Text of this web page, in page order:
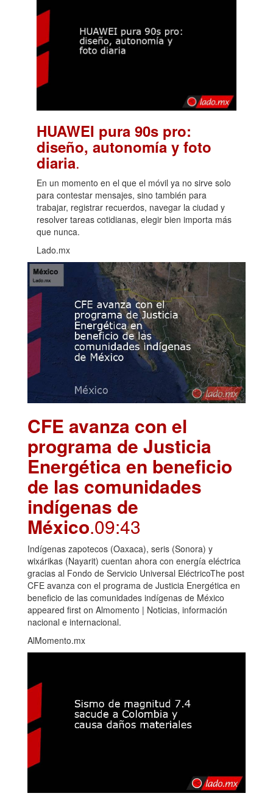
HUAWEI pura 90s pro:
diseño, autonomía y foto
diaria.
En un momento en el que el móvil ya no sirve solo
para contestar mensajes, sino también para
trabajar, registrar recuerdos, navegar la ciudad y
resolver tareas cotidianas, elegir bien importa más
que nunca.
Lado.mx
CFE avanza con el
programa de Justicia
Energética en beneficio
de las comunidades
indígenas de
México.09:43
Indígenas zapotecos (Oaxaca), seris (Sonora) y
wixárikas (Nayarit) cuentan ahora con energía eléctrica
gracias al Fondo de Servicio Universal EléctricoThe post
CFE avanza con el programa de Justicia Energética en
beneficio de las comunidades indígenas de México
appeared first on Almomento | Noticias, información
nacional e internacional.
AlMomento.mx